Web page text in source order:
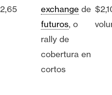
exchange de
futuros, o
rally de
cobertura en
cortos